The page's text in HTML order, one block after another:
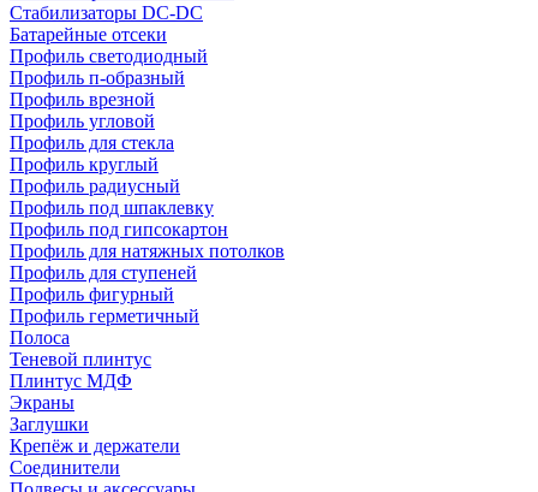
Стабилизаторы DC-DC
Батарейные отсеки
Профиль светодиодный
Профиль п-образный
Профиль врезной
Профиль угловой
Профиль для стекла
Профиль круглый
Профиль радиусный
Профиль под шпаклевку
Профиль под гипсокартон
Профиль для натяжных потолков
Профиль для ступеней
Профиль фигурный
Профиль герметичный
Полоса
Теневой плинтус
Плинтус МДФ
Экраны
Заглушки
Крепёж и держатели
Соединители